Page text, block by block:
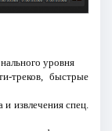
уровня
треков, быстрые
извлечения спец.